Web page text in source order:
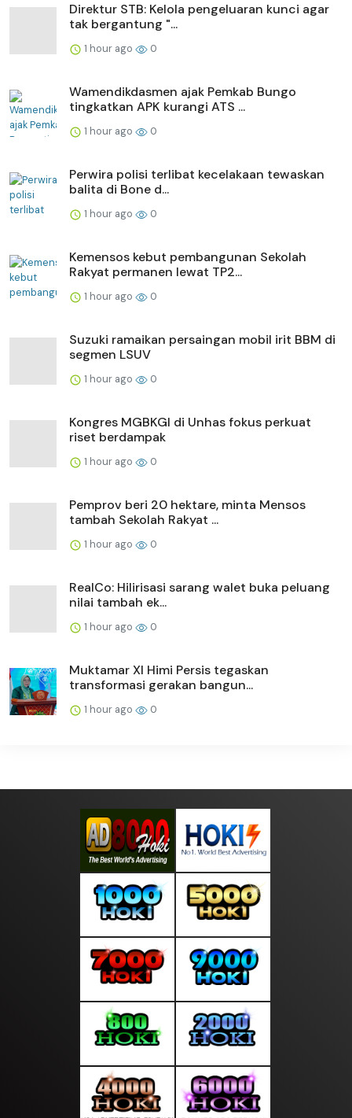
Direktur STB: Kelola pengeluaran kunci agar
tak bergantung "...
1 hour ago 0
Wamendikdasmen ajak Pemkab Bungo
tingkatkan APK kurangi ATS ...
1 hour ago 0
Perwira polisi terlibat kecelakaan tewaskan
balita di Bone d...
1 hour ago 0
Kemensos kebut pembangunan Sekolah
Rakyat permanen lewat TP2...
1 hour ago 0
Suzuki ramaikan persaingan mobil irit BBM di
segmen LSUV
1 hour ago 0
Kongres MGBKGI di Unhas fokus perkuat
riset berdampak
1 hour ago 0
Pemprov beri 20 hektare, minta Mensos
tambah Sekolah Rakyat ...
1 hour ago 0
RealCo: Hilirisasi sarang walet buka peluang
nilai tambah ek...
1 hour ago 0
Muktamar XI Himi Persis tegaskan
transformasi gerakan bangun...
1 hour ago 0